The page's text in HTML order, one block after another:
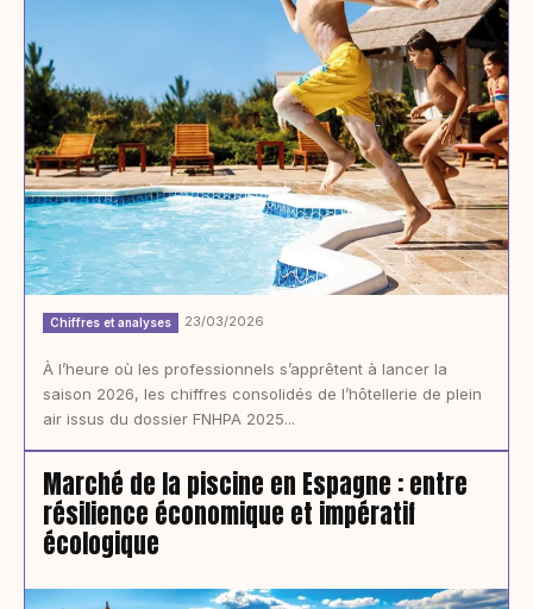
Chiffres et analyses 23/03/2026
À l’heure où les professionnels s’apprêtent à lancer la
saison 2026, les chiffres consolidés de l’hôtellerie de plein
air issus du dossier FNHPA 2025...
Marché de la piscine en Espagne : entre
résilience économique et impératif
écologique